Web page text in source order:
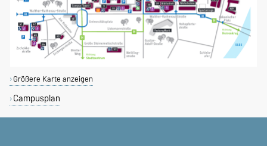
Größere Karte anzeigen
Campusplan